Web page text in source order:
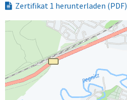
Zertifikat 1 herunterladen (PDF)